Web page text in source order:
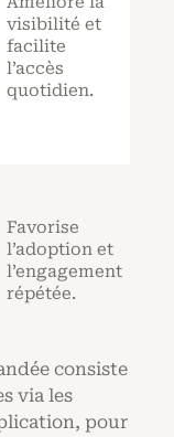
visibilité et
facilite
l’accès
quotidien.
Favorise
l’adoption et
l’engagement
répétée.
consiste
via les
pour